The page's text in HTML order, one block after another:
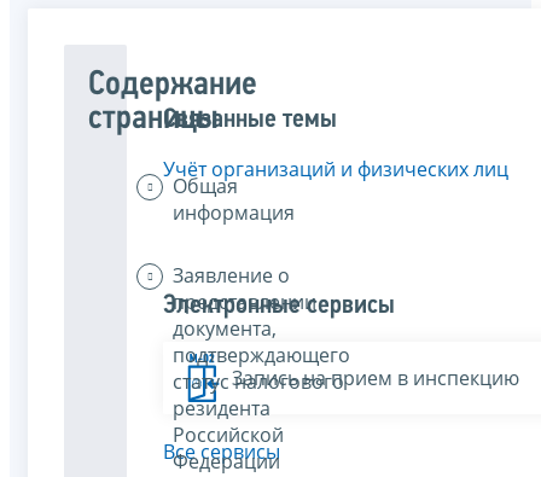
Содержание
страницы
Общая
информация
Заявление о
представлении
документа,
подтверждающего
статус налогового
резидента
Российской
Федерации
Связанные темы
Учёт организаций и физических лиц
Электронные сервисы
Запись на прием в инспекцию
Все сервисы